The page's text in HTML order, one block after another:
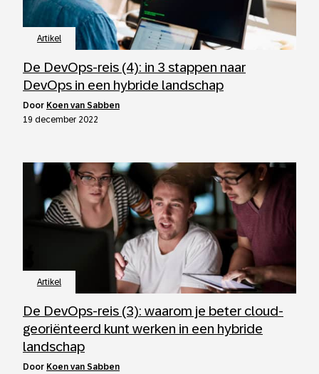
Artikel
De DevOps-reis (4): in 3 stappen naar
DevOps in een hybride landschap
door Koen van Sabben
19 december 2022
Artikel
De DevOps-reis (3): waarom je beter cloud-
georiënteerd kunt werken in een hybride
landschap
door Koen van Sabben